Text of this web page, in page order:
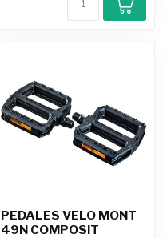
PEDALES VELO MONT
49N COMPOSIT